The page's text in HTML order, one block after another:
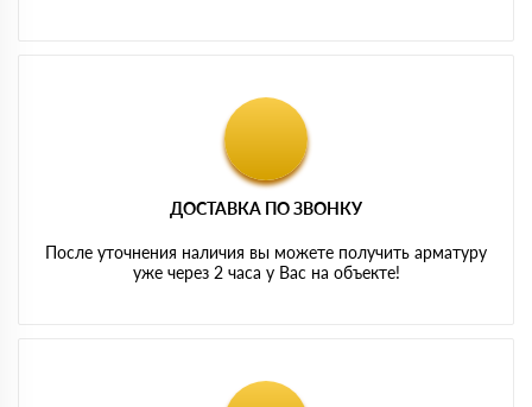
ДОСТАВКА ПО ЗВОНКУ
После уточнения наличия вы можете получить арматуру
уже через 2 часа у Вас на объекте!